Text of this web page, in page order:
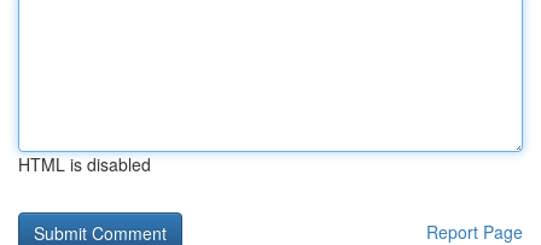
HTML is disabled
Report Page